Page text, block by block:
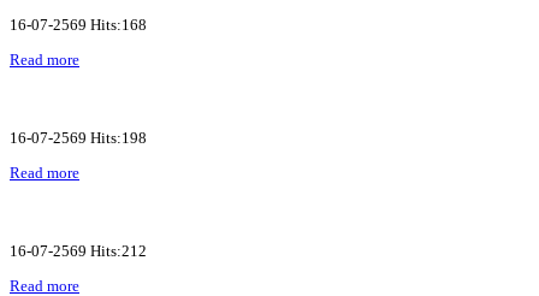
16-07-2569 Hits:168
Read more
16-07-2569 Hits:198
Read more
16-07-2569 Hits:212
Read more